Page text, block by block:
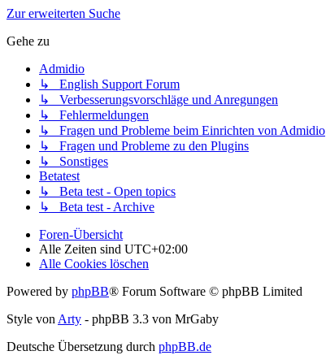
Zur erweiterten Suche
Gehe zu
Admidio
↳ English Support Forum
↳ Verbesserungsvorschläge und Anregungen
↳ Fehlermeldungen
↳ Fragen und Probleme beim Einrichten von Admidio
↳ Fragen und Probleme zu den Plugins
↳ Sonstiges
Betatest
↳ Beta test - Open topics
↳ Beta test - Archive
Foren-Übersicht
Alle Zeiten sind UTC+02:00
Alle Cookies löschen
Powered by phpBB® Forum Software © phpBB Limited
Style von Arty - phpBB 3.3 von MrGaby
Deutsche Übersetzung durch phpBB.de